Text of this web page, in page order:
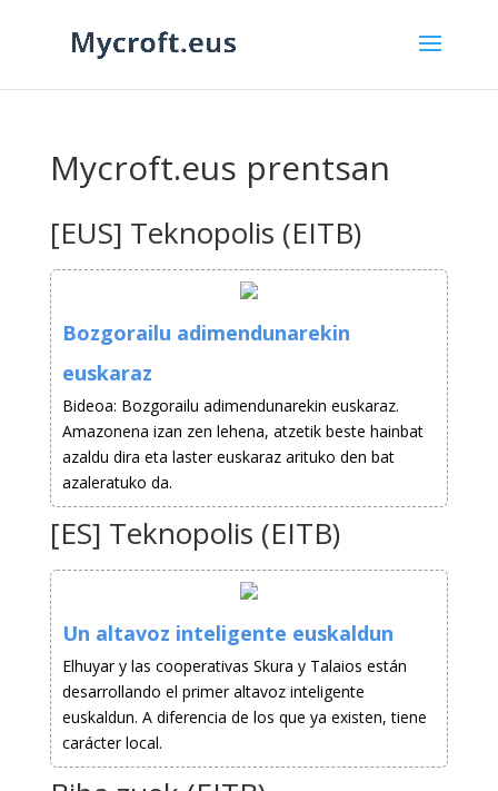
Mycroft.eus prentsan
[EUS] Teknopolis (EITB)
Bozgorailu adimendunarekin
euskaraz
Bideoa: Bozgorailu adimendunarekin euskaraz.
Amazonena izan zen lehena, atzetik beste hainbat
azaldu dira eta laster euskaraz arituko den bat
azaleratuko da.
[ES] Teknopolis (EITB)
Un altavoz inteligente euskaldun
Elhuyar y las cooperativas Skura y Talaios están
desarrollando el primer altavoz inteligente
euskaldun. A diferencia de los que ya existen, tiene
carácter local.